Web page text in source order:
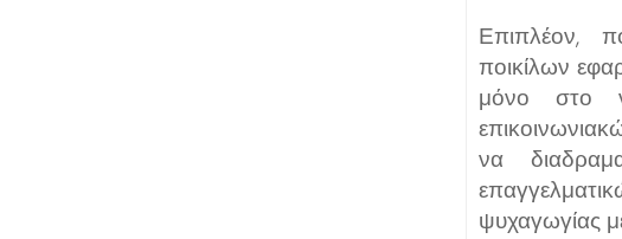
Επιπλέον,
ποικίλων
μόνο στο
να
ψυχαγωγίας